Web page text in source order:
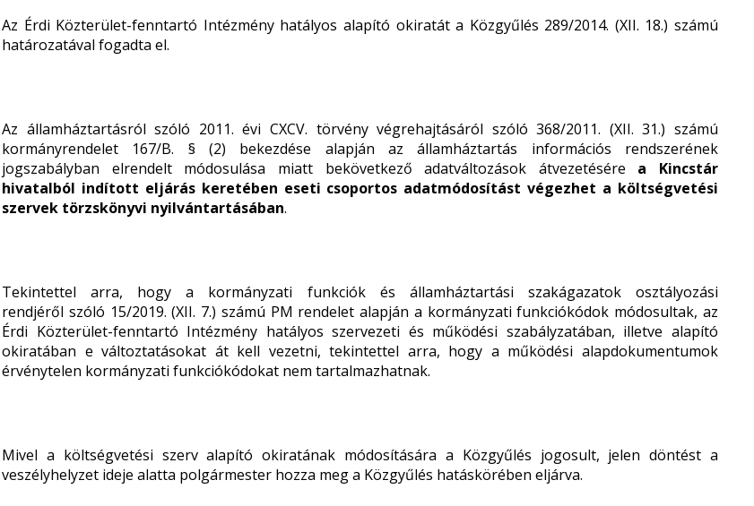
Az Érdi Közterület-fenntartó Intézmény hatályos alapító okiratát a Közgyűlés 289/2014. (XII. 18.) számú
határozatával fogadta el.
Az államháztartásról szóló 2011. évi CXCV. törvény végrehajtásáról szóló 368/2011. (XII. 31.) számú
kormányrendelet 167/B. § (2) bekezdése alapján az államháztartás információs rendszerének
jogszabályban elrendelt módosulása miatt bekövetkező adatváltozások átvezetésére a Kincstár
hivatalból indított eljárás keretében eseti csoportos adatmódosítást végezhet a költségvetési
szervek törzskönyvi nyilvántartásában.
Tekintettel arra, hogy a kormányzati funkciók és államháztartási szakágazatok osztályozási
rendjéről szóló 15/2019. (XII. 7.) számú PM rendelet alapján a kormányzati funkciókódok módosultak, az
Érdi Közterület-fenntartó Intézmény hatályos szervezeti és működési szabályzatában, illetve alapító
okiratában e változtatásokat át kell vezetni, tekintettel arra, hogy a működési alapdokumentumok
érvénytelen kormányzati funkciókódokat nem tartalmazhatnak.
Mivel a költségvetési szerv alapító okiratának módosítására a Közgyűlés jogosult, jelen döntést a
veszélyhelyzet ideje alatta polgármester hozza meg a Közgyűlés hatáskörében eljárva.